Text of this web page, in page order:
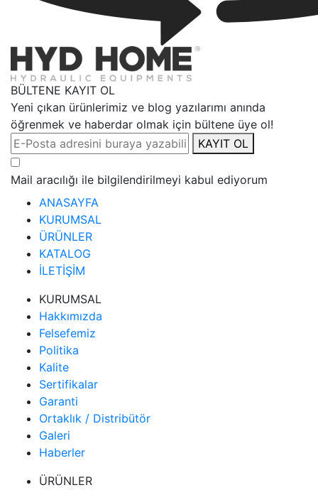
BÜLTENE KAYIT OL
Yeni çıkan ürünlerimiz ve blog yazılarımı anında
öğrenmek ve haberdar olmak için bültene üye ol!
KAYIT OL
Mail aracılığı ile bilgilendirilmeyi kabul ediyorum
ANASAYFA
KURUMSAL
ÜRÜNLER
KATALOG
İLETİŞİM
KURUMSAL
Hakkımızda
Felsefemiz
Politika
Kalite
Sertifikalar
Garanti
Ortaklık / Distribütör
Galeri
Haberler
ÜRÜNLER